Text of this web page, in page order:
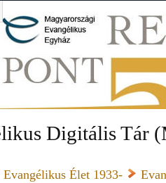
Digitális Tár
Evangélikus Élet 1933-